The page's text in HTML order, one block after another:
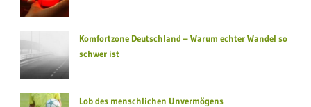
Komfortzone Deutschland – Warum echter Wandel so
schwer ist
Lob des menschlichen Unvermögens